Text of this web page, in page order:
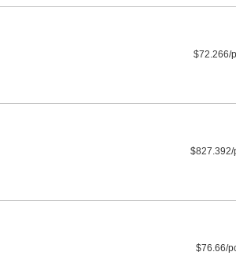
$72.266/
$827.392/
$76.66/